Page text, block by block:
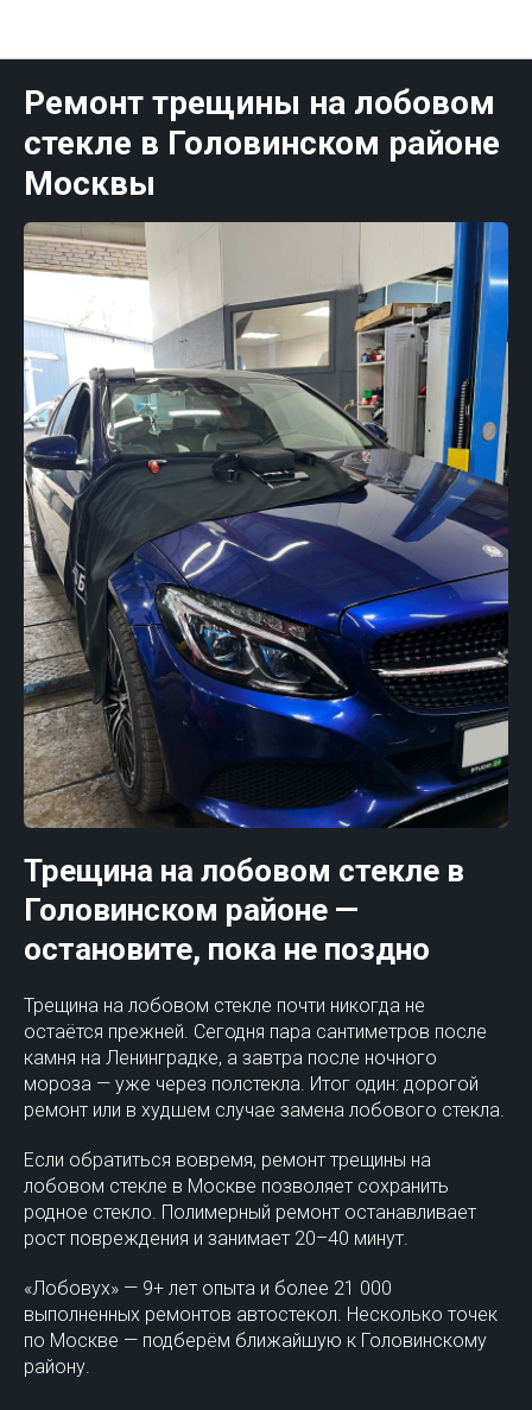
Ремонт трещины на лобовом
стекле в Головинском районе
Москвы
Трещина на лобовом стекле в
Головинском районе —
остановите, пока не поздно
Трещина на лобовом стекле почти никогда не
остаётся прежней. Сегодня пара сантиметров после
камня на Ленинградке, а завтра после ночного
мороза — уже через полстекла. Итог один: дорогой
ремонт или в худшем случае замена лобового стекла.
Если обратиться вовремя, ремонт трещины на
лобовом стекле в Москве позволяет сохранить
родное стекло. Полимерный ремонт останавливает
рост повреждения и занимает 20–40 минут.
«Лобовух» — 9+ лет опыта и более 21 000
выполненных ремонтов автостекол. Несколько точек
по Москве — подберём ближайшую к Головинскому
району.